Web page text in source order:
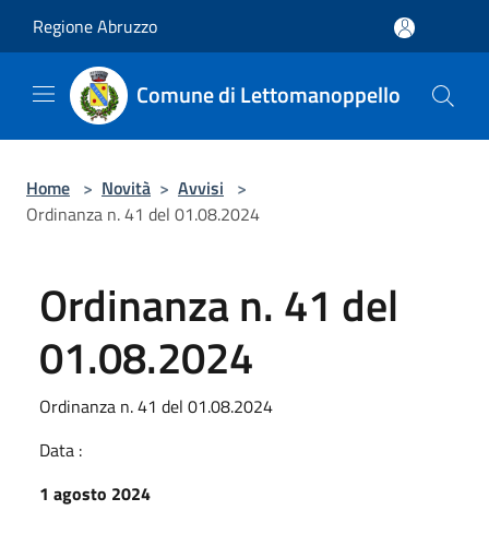
Regione Abruzzo
Comune di Lettomanoppello
Home > Novità > Avvisi >
Ordinanza n. 41 del 01.08.2024
Ordinanza n. 41 del
01.08.2024
Ordinanza n. 41 del 01.08.2024
Data :
1 agosto 2024